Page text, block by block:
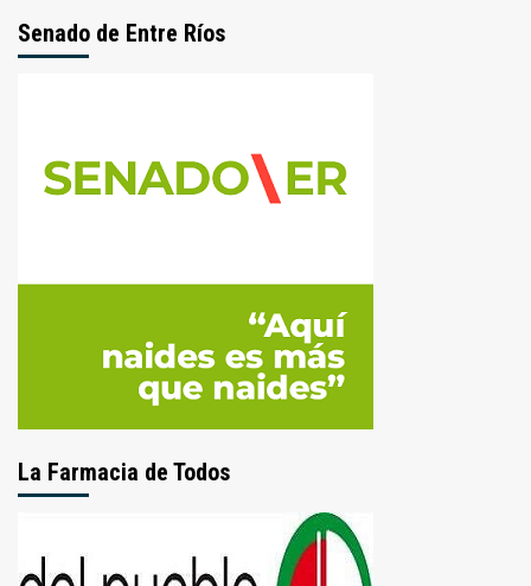
Senado de Entre Ríos
La Farmacia de Todos